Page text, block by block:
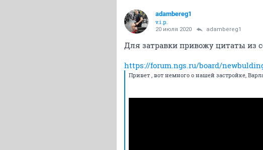
adambereg1
v.i.p.
20 июля 2020 adambereg1
Для затравки привожу цитаты из
https://forum.ngs.ru/board/
Привет , вот немного о нашей застройке,